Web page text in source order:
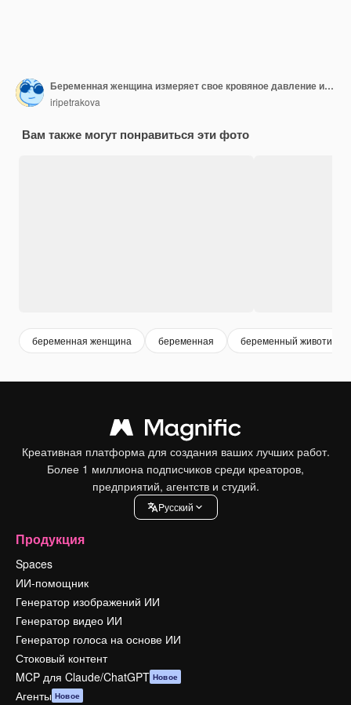
Беременная женщина измеряет свое кровяное давление и записывает результаты в блокнот.
iripetrakova
Вам также могут понравиться эти фото
беременная женщина беременная беременный животик
Креативная платформа для создания ваших лучших работ.
Более 1 миллиона подписчиков среди креаторов,
предприятий, агентств и студий.
Pусский
Продукция
Spaces
ИИ-помощник
Генератор изображений ИИ
Генератор видео ИИ
Генератор голоса на основе ИИ
Стоковый контент
MCP для Claude/ChatGPT Новое
Агенты Новое